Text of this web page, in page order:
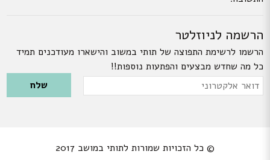
הרשמה לניוזלטר
הרשמו לרשימת התפוצה של תותי במשוב והישארו מעודכנים תמיד
כל מה שחדש מבצעים והפתעות נוספות!!
Please leave this field empty.
דואר
© כל הזכויות שמורות לתותי במושב 2017